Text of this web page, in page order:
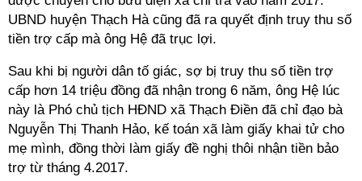
UBND huyện Thạch Hà cũng đã ra quyết định truy thu số
tiền trợ cấp mà ông Hệ đã trục lợi.
Sau khi bị người dân tố giác, sợ bị truy thu số tiền trợ
cấp hơn 14 triệu đồng đã nhận trong 6 năm, ông Hệ lúc
này là Phó chủ tịch HĐND xã Thạch Điền đã chỉ đạo bà
Nguyễn Thị Thanh Hảo, kế toán xã làm giấy khai tử cho
mẹ mình, đồng thời làm giấy đề nghị thôi nhận tiền bảo
trợ từ tháng 4.2017.